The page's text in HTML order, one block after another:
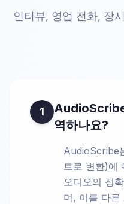
인터뷰, 영업 전화, 장
1
역하나요?
AudioScribe
트로 변환)에
오디오의 정
며, 이를 다른